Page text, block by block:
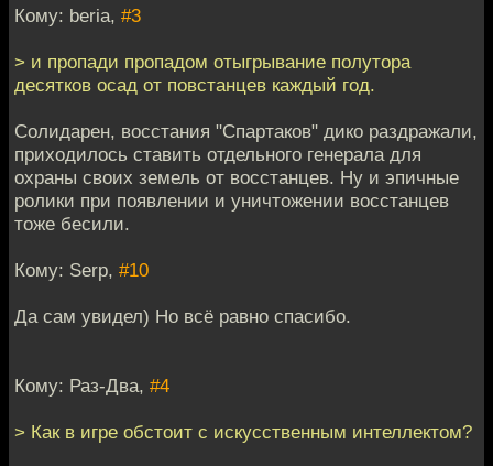
Кому: beria, #3
> и пропади пропадом отыгрывание полутора
десятков осад от повстанцев каждый год.
Солидарен, восстания "Спартаков" дико раздражали,
приходилось ставить отдельного генерала для
охраны своих земель от восстанцев. Ну и эпичные
ролики при появлении и уничтожении восстанцев
тоже бесили.
Кому: Serp, #10
Да сам увидел) Но всё равно спасибо.
Кому: Раз-Два, #4
> Как в игре обстоит с искусственным интеллектом?